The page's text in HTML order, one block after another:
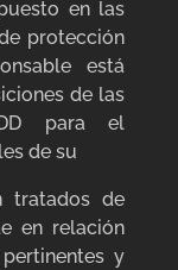
en las
protección
está
de las
para el
de su
tratados de
en relación
y